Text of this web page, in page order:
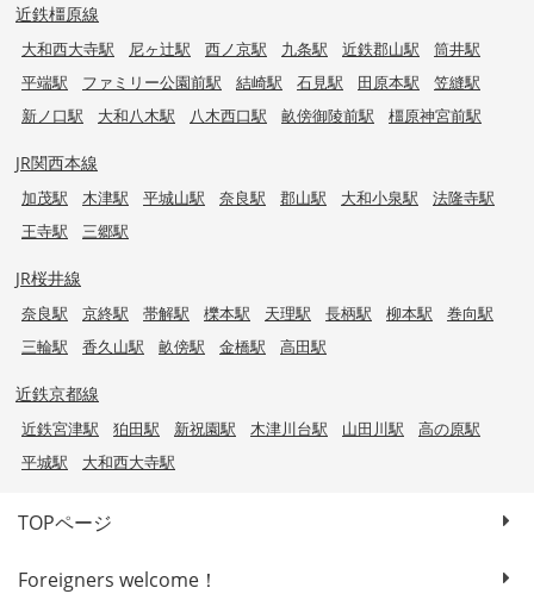
近鉄橿原線
大和西大寺駅 尼ヶ辻駅 西ノ京駅 九条駅 近鉄郡山駅
筒井駅
平端駅
ファミリー公園前駅 結崎駅 石見駅 田原本駅
笠縫駅
新ノ口駅
大和八木駅 八木西口駅 畝傍御陵前駅 橿原神宮前駅
JR関西本線
加茂駅 木津駅 平城山駅 奈良駅 郡山駅 大和小泉駅
法隆寺駅
王寺駅
三郷駅
JR桜井線
奈良駅 京終駅 帯解駅 櫟本駅 天理駅 長柄駅 柳本駅
巻向駅
三輪駅
香久山駅 畝傍駅 金橋駅 高田駅
近鉄京都線
近鉄宮津駅 狛田駅 新祝園駅 木津川台駅 山田川駅
高の原駅
平城駅
大和西大寺駅
TOPページ
Foreigners welcome！